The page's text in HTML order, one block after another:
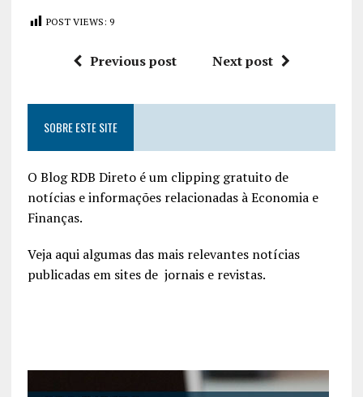
POST VIEWS: 9
Previous post Next post
SOBRE ESTE SITE
O Blog RDB Direto é um clipping gratuito de
notícias e informações relacionadas à Economia e
Finanças.
Veja aqui algumas das mais relevantes notícias
publicadas em sites de jornais e revistas.